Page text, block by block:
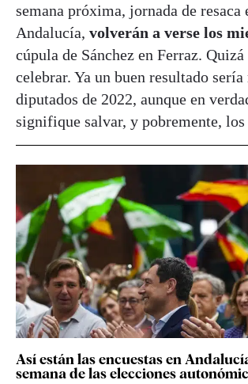
semana próxima, jornada de resaca
Andalucía, volverán a verse los
cúpula de Sánchez en Ferraz.
celebrar. Ya un buen resultado
diputados de 2022, aunque en
signifique salvar, y pobremente, los
Así están las encuestas en
semana de las elecciones